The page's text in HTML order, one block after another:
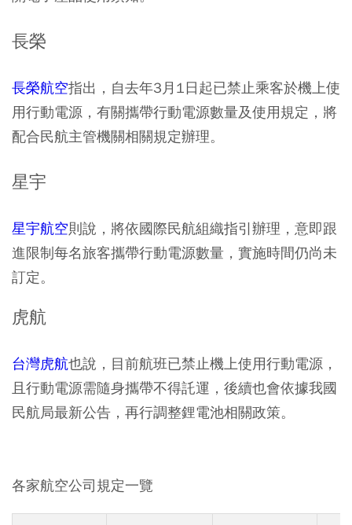
長榮
長榮航空指出，自去年3月1日起已禁止乘客於機上使
用行動電源，有關攜帶行動電源數量及使用規定，將
配合民航主管機關相關規定辦理。
星宇
星宇航空則說，將依國際民航組織指引辦理，意即跟
進限制每名旅客攜帶行動電源數量，實施時間仍尚未
訂定。
虎航
台灣虎航也說，目前航班已禁止機上使用行動電源，
且行動電源需隨身攜帶不得託運，後續也會依據我國
民航局最新公告，再行調整鋰電池相關政策。
各家航空公司規定一覽